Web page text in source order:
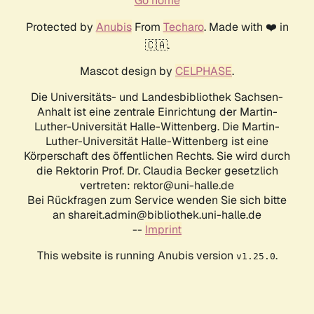
Protected by AnubisFrom Techaro. Made with ❤️ in
🇨🇦.
Mascot design by CELPHASE.
Die Universitäts- und Landesbibliothek Sachsen-
Anhalt ist eine zentrale Einrichtung der Martin-
Luther-Universität Halle-Wittenberg. Die Martin-
Luther-Universität Halle-Wittenberg ist eine
Körperschaft des öffentlichen Rechts. Sie wird durch
die Rektorin Prof. Dr. Claudia Becker gesetzlich
vertreten: rektor@uni-halle.de
Bei Rückfragen zum Service wenden Sie sich bitte
an shareit.admin@bibliothek.uni-halle.de
-- Imprint
This website is running Anubis version v1.25.0.